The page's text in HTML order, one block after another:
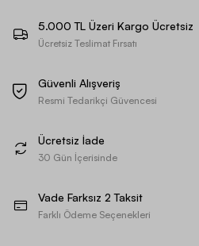
5.000 TL Üzeri Kargo Ücretsiz
Ücretsiz Teslimat Fırsatı
Güvenli Alışveriş
Resmi Tedarikçi Güvencesi
Ücretsiz İade
30 Gün İçerisinde
Vade Farksız 2 Taksit
Farklı Ödeme Seçenekleri